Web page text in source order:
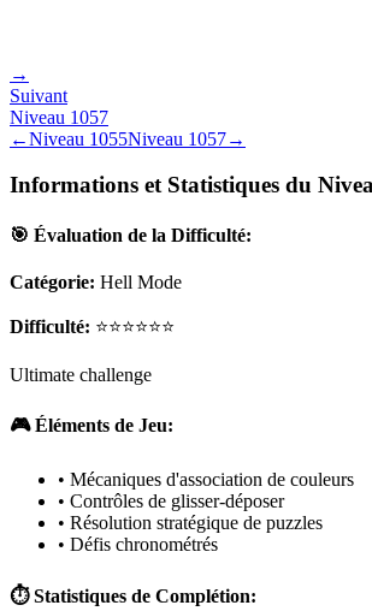
→
Suivant
Niveau 1057
←Niveau 1055Niveau 1057→
Informations et Statistiques du
🎯 Évaluation de la Difficulté:
Catégorie: Hell Mode
Difficulté: ⭐⭐⭐⭐⭐⭐
Ultimate challenge
🎮 Éléments de Jeu:
• Mécaniques d'association de couleurs
• Contrôles de glisser-déposer
• Résolution stratégique de puzzles
• Défis chronométrés
⏱️ Statistiques de Complétion: